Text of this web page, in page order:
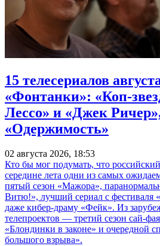
15 телесериалов
«Фонтанки»: «Коп-
Лессо» и «Джек
«Одержимость»
02 августа 2026, 18:53
Кто бы мог подумать, что
середине лета одни из самых
пятый сезон «Мажора»,
Витю!», лучший сериал с
даже кибер-драму «Фейк». Из
телепроектов — третий сезон сай-
«Блондинки в законе» и очередной
большого взрыва».